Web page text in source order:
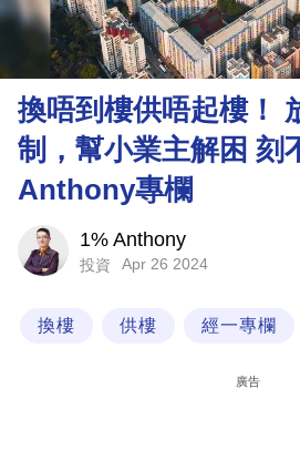
樓
市
理
財
商
業
科
技
場
換唔到樓供唔起樓！
制，幫小業主解困 刻
Anthony專欄
1% Anthony
投資 Apr 26 2024
換樓 供樓 經一專欄
廣告